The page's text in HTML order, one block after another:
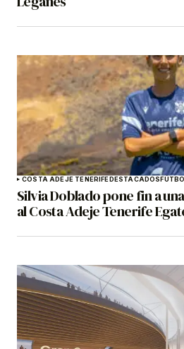
COSTA ADEJE TENERIFEDESTACADOS
Silvia Doblado pone fin a
al Costa Adeje Tenerife